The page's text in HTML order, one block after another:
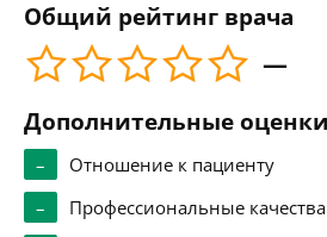
Общий рейтинг врача
—
Дополнительные оценки
–
Отношение к пациенту
–
Профессиональные качества